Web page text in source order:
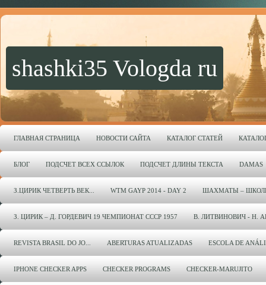
shashki35 Vologda ru
ГЛАВНАЯ СТРАНИЦА НОВОСТИ САЙТА КАТАЛОГ СТАТЕЙ
БЛОГ ПОДСЧЕТ ВСЕХ ССЫЛОК ПОДСЧЕТ ДЛИНЫ ТЕКСТА DAMAS
З.ЦИРИК ЧЕТВЕРТЬ ВЕК... WTM GAYP 2014 - DAY 2 ШАХМАТЫ –
З. ЦИРИК – Д. ГОРДЕВИЧ 19 ЧЕМПИОНАТ СССР 1957 В. ЛИТВИНОВИЧ - Н.
REVISTA BRASIL DO JO... ABERTURAS ATUALIZADAS ESCOLA DE
IPHONE CHECKER APPS CHECKER PROGRAMS CHECKER-MARUJITO